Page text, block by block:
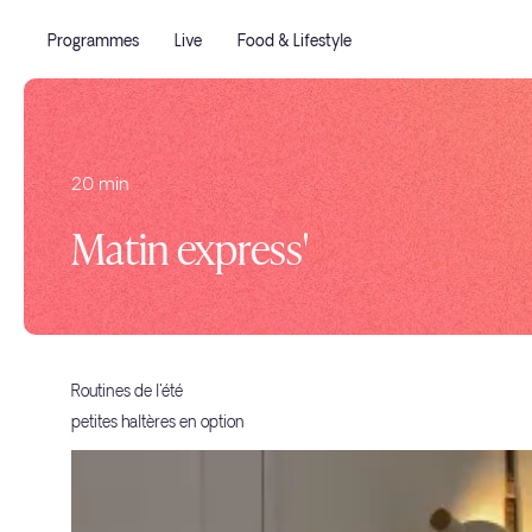
Programmes Live Food & Lifestyle
20 min
Matin express'
Routines de l'été
petites haltères en option